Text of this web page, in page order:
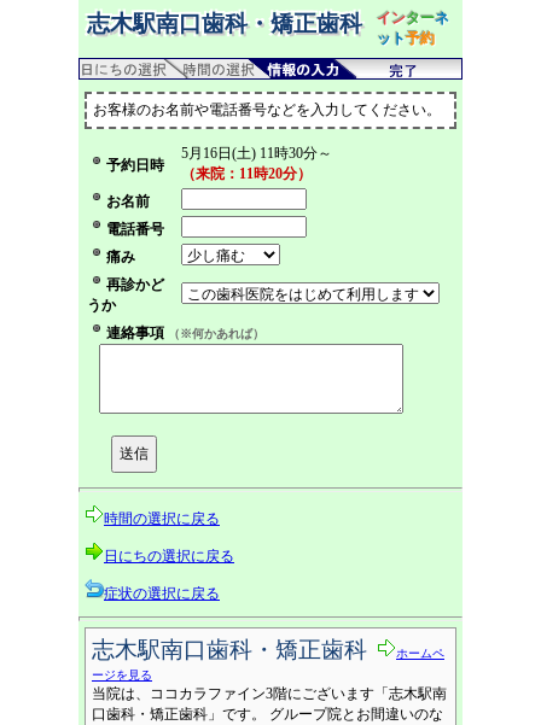
志木駅南口歯科・矯正歯科 インターネ
ット予約
お客様のお名前や電話番号などを入力してください。
予約日時
5月16日(土) 11時30分～
（来院：11時20分）
お名前
電話番号
痛み
再診かど
うか
連絡事項
（※何かあれば）
時間の選択に戻る
日にちの選択に戻る
症状の選択に戻る
志木駅南口歯科・矯正歯科
ホームペ
ージを見る
当院は、ココカラファイン3階にございます「志木駅南
口歯科・矯正歯科」です。 グループ院とお間違いのな